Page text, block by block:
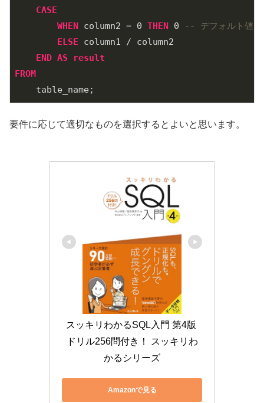
CASE
WHEN column2 = 0 THEN 0
-- デフォルト値
ELSE column1 / column2
END AS
result
FROM
要件に応じて適切なものを選択するとよいと思います。
スッキリわかるSQL入門 第4版
ドリル256問付き！ スッキリわ
かるシリーズ
Amazonで見る